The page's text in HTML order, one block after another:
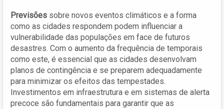
Previsões sobre novos eventos climáticos e a forma
como as cidades respondem podem influenciar a
vulnerabilidade das populações em face de futuros
desastres. Com o aumento da frequência de temporais
como este, é essencial que as cidades desenvolvam
planos de contingência e se preparem adequadamente
para minimizar os efeitos das tempestades.
Investimentos em infraestrutura e em sistemas de alerta
precoce são fundamentais para garantir que as